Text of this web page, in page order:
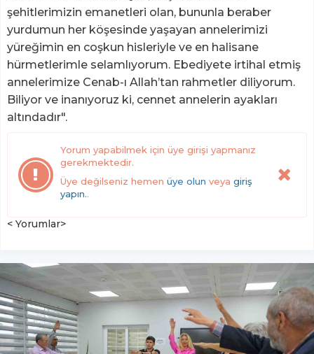
şehitlerimizin emanetleri olan, bununla beraber
yurdumun her köşesinde yaşayan annelerimizi
yüreğimin en coşkun hisleriyle ve en halisane
hürmetlerimle selamlıyorum. Ebediyete irtihal etmiş
annelerimize Cenab-ı Allah’tan rahmetler diliyorum.
Biliyor ve inanıyoruz ki, cennet annelerin ayakları
altındadır".
Yorum yapabilmek için üye girişi yapmanız
gerekmektedir.
Üye değilseniz hemen üye olun veya giriş
yapın..
< Yorumlar>